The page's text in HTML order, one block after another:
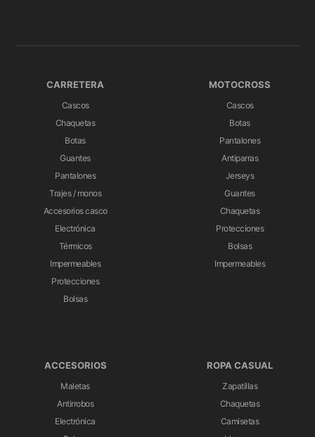
CARRETERA
Cascos
Chaquetas
Botas
Guantes
Pantalones
Trajes / monos
Accesorios casco
Electrónica
Térmicos
Impermeables
Protecciones
Bolsas
MOTOCROSS
Cascos
Botas
Pantalones
Antiparras
Jerseys
Guantes
Chaquetas
Protecciones
Bolsas
Impermeables
ACCESORIOS
Maletas
Antirrobos
Electrónica
ROPA CASUAL
Zapatillas
Chaquetas
Camisetas